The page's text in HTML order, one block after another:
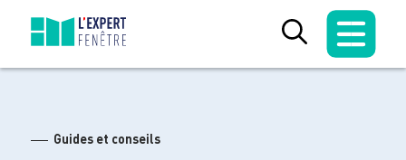
content
Guides et conseils